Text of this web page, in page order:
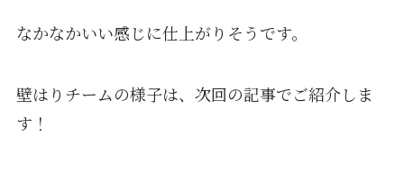
なかなかいい感じに仕上がりそうです。
壁はりチームの様子は、次回の記事でご紹介しま
す！